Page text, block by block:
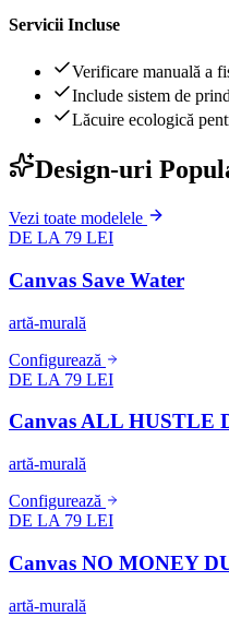
Servicii Incluse
Verificare manuală a
Include sistem de
Lăcuire ecologică
Design-uri
Vezi toate modelele
DE LA 79 LEI
Canvas Save Water
artă-murală
Configurează
DE LA 79 LEI
Canvas ALL HUSTLE
artă-murală
Configurează
DE LA 79 LEI
Canvas NO MONEY
artă-murală